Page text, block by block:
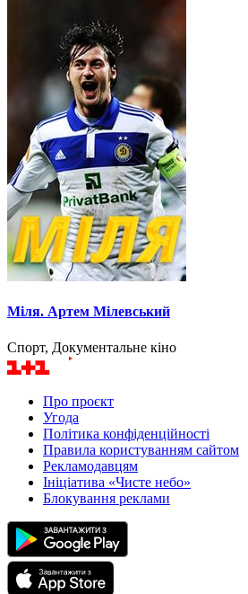
Міля. Артем Мілевський
Спорт, Документальне кіно
Про проєкт
Угода
Політика конфіденційності
Правила користуванням сайтом
Рекламодавцям
Ініціатива «Чисте небо»
Блокування реклами